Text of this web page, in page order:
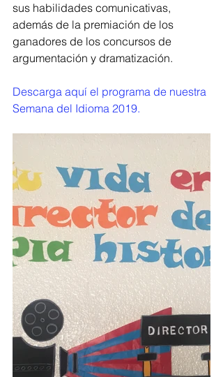
sus habilidades comunicativas,
además de la premiación de los
ganadores de los concursos de
argumentación y dramatización.
Descarga aquí el programa de nuestra
Semana del Idioma 2019.